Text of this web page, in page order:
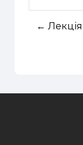
← Лекція